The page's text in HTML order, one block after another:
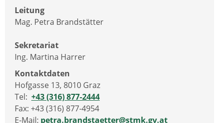
Leitung
Mag. Petra Brandstätter
Sekretariat
Ing. Martina Harrer
Kontaktdaten
Hofgasse 13, 8010 Graz
Tel: +43 (316) 877-2444
Fax: +43 (316) 877-4954
E-Mail: petra.brandstaetter@stmk.gv.at